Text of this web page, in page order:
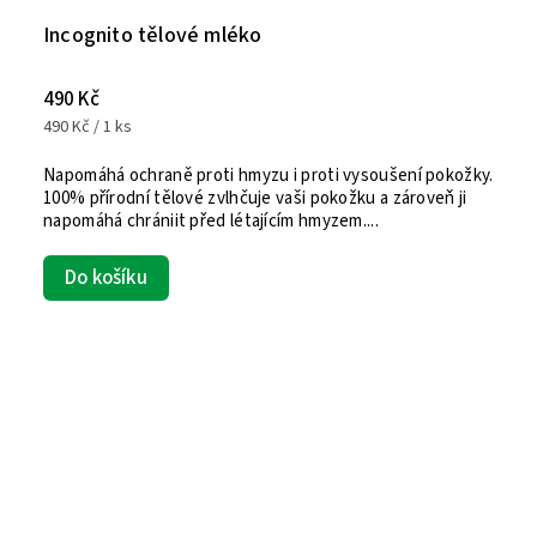
Incognito tělové mléko
490 Kč
490 Kč / 1 ks
Do košíku
Napomáhá ochraně proti hmyzu i proti vysoušení pokožky.
100% přírodní tělové zvlhčuje vaši pokožku a zároveň ji
napomáhá chrániit před létajícím hmyzem....